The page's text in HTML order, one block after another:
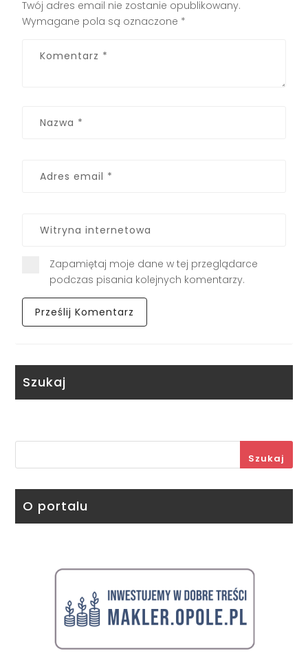
Twój adres email nie zostanie opublikowany.
Wymagane pola są oznaczone *
Zapamiętaj moje dane w tej przeglądarce
podczas pisania kolejnych komentarzy.
Szukaj
Szukaj
O portalu